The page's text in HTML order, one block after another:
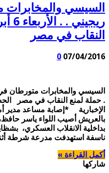
السيسي
النقاب في مصر
07/04/2016
0
. حملة لمنع النقاب في مصر
الإخبارية *إصابة مساعد مدير
بالعريش أصيب اللواء ياسر
بداخلية الانقلاب العسكري،
ناسفة استهدفت مدرعة شرطة
أكمل القراءة »
شاركها